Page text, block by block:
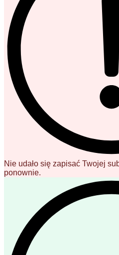
Nie udało się zapisać Twojej
ponownie.